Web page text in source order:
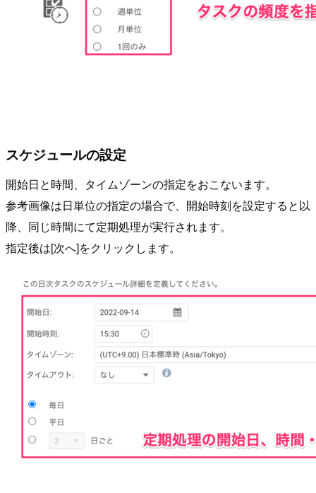
スケジュールの設定
開始日と時間、タイムゾーンの指定をおこないます。
参考画像は日単位の指定の場合で、開始時刻を設定すると以
降、同じ時間にて定期処理が実行されます。
指定後は[次へ]をクリックします。